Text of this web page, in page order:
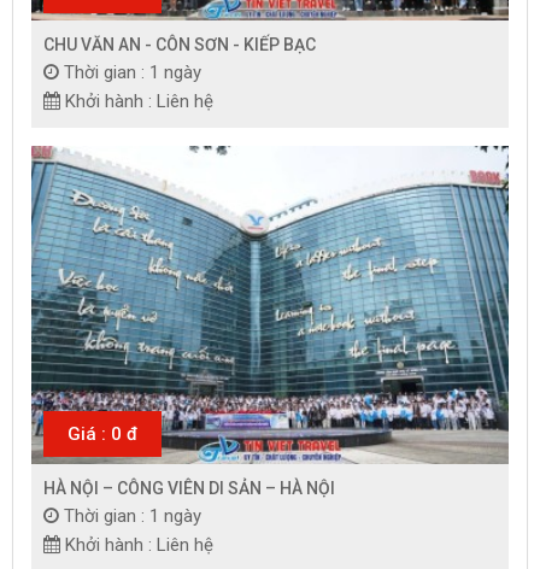
CHU VĂN AN - CÔN SƠN - KIẾP BẠC
Thời gian : 1 ngày
Khởi hành : Liên hệ
Giá : 0 đ
HÀ NỘI – CÔNG VIÊN DI SẢN – HÀ NỘI
Thời gian : 1 ngày
Khởi hành : Liên hệ